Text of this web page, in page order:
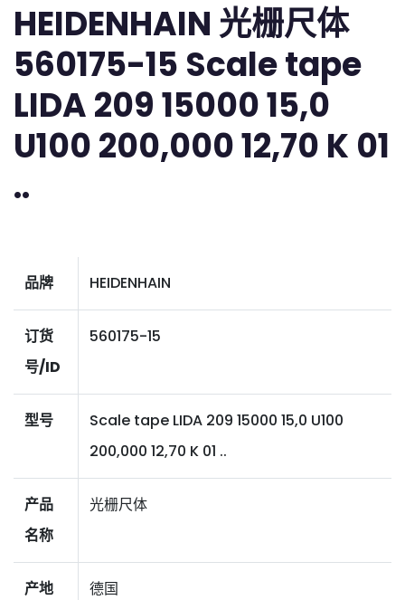
HEIDENHAIN 光栅尺体
560175-15 Scale tape
LIDA 209 15000 15,0
U100 200,000 12,70 K 01
..
品牌 HEIDENHAIN
订货
号/ID
560175-15
型号
Scale tape LIDA 209 15000 15,0 U100
200,000 12,70 K 01 ..
产品
名称
光栅尺体
产地 德国